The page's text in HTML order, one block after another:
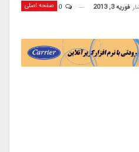
صفحه اصلی فوریه 3, 2013